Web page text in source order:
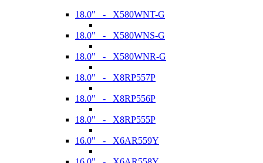
18.0" - X580WNT-G
18.0" - X580WNS-G
18.0" - X580WNR-G
18.0" - X8RP557P
18.0" - X8RP556P
18.0" - X8RP555P
16.0" - X6AR559Y